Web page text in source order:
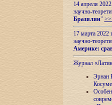
14 апреля
научно-
Бразилии"
17 марта 2022
научно-
Америке:
Журнал
Эрнан